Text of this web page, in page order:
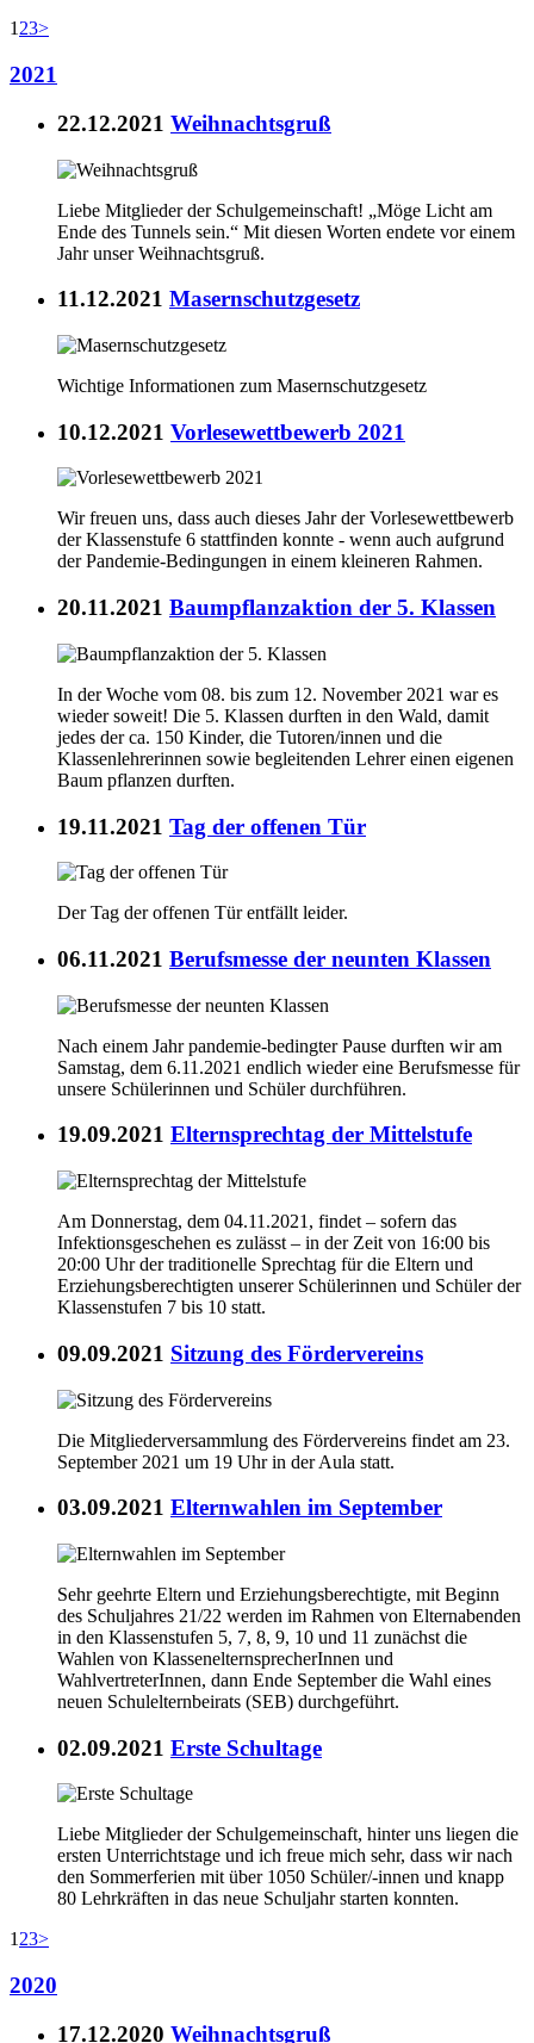
1 23>
2021
22.12.2021 Weihnachtsgruß
Liebe Mitglieder der Schulgemeinschaft! „Möge Licht am
Ende des Tunnels sein.“ Mit diesen Worten endete vor einem
Jahr unser Weihnachtsgruß.
11.12.2021 Masernschutzgesetz
Wichtige Informationen zum Masernschutzgesetz
10.12.2021 Vorlesewettbewerb 2021
Wir freuen uns, dass auch dieses Jahr der Vorlesewettbewerb
der Klassenstufe 6 stattfinden konnte - wenn auch aufgrund
der Pandemie-Bedingungen in einem kleineren Rahmen.
20.11.2021 Baumpflanzaktion der 5. Klassen
In der Woche vom 08. bis zum 12. November 2021 war es
wieder soweit! Die 5. Klassen durften in den Wald, damit
jedes der ca. 150 Kinder, die Tutoren/innen und die
Klassenlehrerinnen sowie begleitenden Lehrer einen eigenen
Baum pflanzen durften.
19.11.2021 Tag der offenen Tür
Der Tag der offenen Tür entfällt leider.
06.11.2021 Berufsmesse der neunten Klassen
Nach einem Jahr pandemie-bedingter Pause durften wir am
Samstag, dem 6.11.2021 endlich wieder eine Berufsmesse für
unsere Schülerinnen und Schüler durchführen.
19.09.2021 Elternsprechtag der Mittelstufe
Am Donnerstag, dem 04.11.2021, findet – sofern das
Infektionsgeschehen es zulässt – in der Zeit von 16:00 bis
20:00 Uhr der traditionelle Sprechtag für die Eltern und
Erziehungsberechtigten unserer Schülerinnen und Schüler der
Klassenstufen 7 bis 10 statt.
09.09.2021 Sitzung des Fördervereins
Die Mitgliederversammlung des Fördervereins findet am 23.
September 2021 um 19 Uhr in der Aula statt.
03.09.2021 Elternwahlen im September
Sehr geehrte Eltern und Erziehungsberechtigte, mit Beginn
des Schuljahres 21/22 werden im Rahmen von Elternabenden
in den Klassenstufen 5, 7, 8, 9, 10 und 11 zunächst die
Wahlen von KlassenelternsprecherInnen und
WahlvertreterInnen, dann Ende September die Wahl eines
neuen Schulelternbeirats (SEB) durchgeführt.
02.09.2021 Erste Schultage
Liebe Mitglieder der Schulgemeinschaft, hinter uns liegen die
ersten Unterrichtstage und ich freue mich sehr, dass wir nach
den Sommerferien mit über 1050 Schüler/-innen und knapp
80 Lehrkräften in das neue Schuljahr starten konnten.
123>
2020
17.12.2020 Weihnachtsgruß